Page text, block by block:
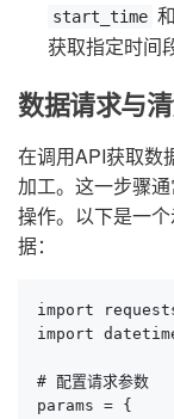
start_time 和
获取指定时间
数据请求与
在调用API获取数
加工。这一步骤
操作。以下是一
据：
import
import
# 配置请求参数
params = {